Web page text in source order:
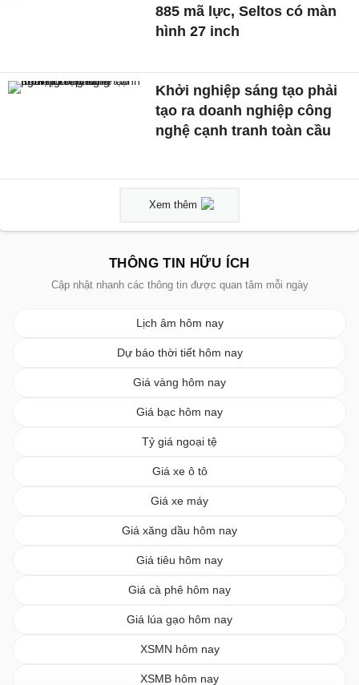
885 mã lực, Seltos có màn
hình 27 inch
Khởi nghiệp sáng tạo phải
tạo ra doanh nghiệp công
nghệ cạnh tranh toàn cầu
Xem thêm
THÔNG TIN HỮU ÍCH
Cập nhật nhanh các thông tin được quan tâm mỗi ngày
Lịch âm hôm nay
Dự báo thời tiết hôm nay
Giá vàng hôm nay
Giá bạc hôm nay
Tỷ giá ngoại tệ
Giá xe ô tô
Giá xe máy
Giá xăng dầu hôm nay
Giá tiêu hôm nay
Giá cà phê hôm nay
Giá lúa gạo hôm nay
XSMN hôm nay
XSMB hôm nay